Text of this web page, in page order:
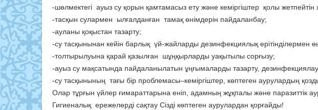
-шөлмектегі ауыз су қорын қамтамасыз ету және кеміргіштер қолы
-тасқын сулармен ылғалданған тамақ өнімдерін пайдаланбау;
-ауланы қоқыстан тазарту;
-су тасқынынан кейін барлық үй-жайларды дезинфекциялық ерітінділермен
-толтырылуына қарай қазылған шұңқырларды уақытылы сорғызу;
-ауыз су мақсатында пайдаланылатын ұңғымаларды тазарту,
-су тасқынының тағы бір проблемасы–кеміргіштер, көптеген аурулардың
Олар тұрғын үйлер ғимараттарына еніп, адамның жұқпалы және паразиттік
Гигиеналық ережелерді сақтау Сізді көптеген аурулардан қорғайды!